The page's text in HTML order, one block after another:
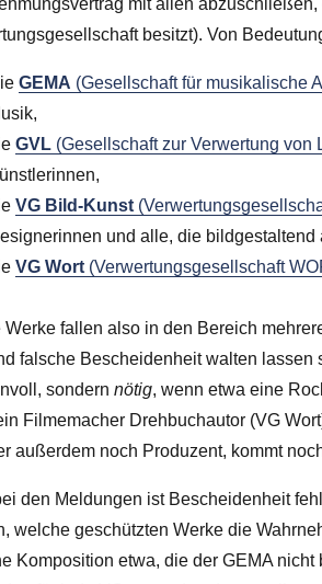
besitzt). Von
GEMA (Gesellschaft für musikalische
GVL (Gesellschaft zur Verwertung von
VG Bild-Kunst
und alle, die bildgestaltend
VG Wort (Verwertungsgesellschaft
Werke fallen also in den Bereich
falsche Bescheidenheit walten
sondernnötig, wenn etwa eine
Filmemacher Drehbuchautor (VG
außerdem noch Produzent, kommt
den Meldungen ist Bescheidenheit
welche geschützten Werke die
Komposition etwa, die der GEMA